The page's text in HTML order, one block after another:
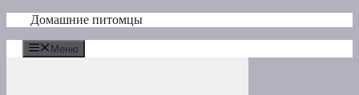
Перейти
содержимому
Домашние питомцы
Меню